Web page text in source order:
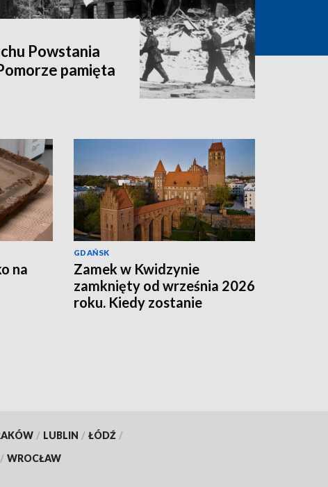
Powstania
pamięta
na
GDAŃSK
Zamek w Kwidzynie
zamknięty od września 2026
roku. Kiedy zostanie
/ LUBLIN / ŁÓDŹ /
/ WROCŁAW